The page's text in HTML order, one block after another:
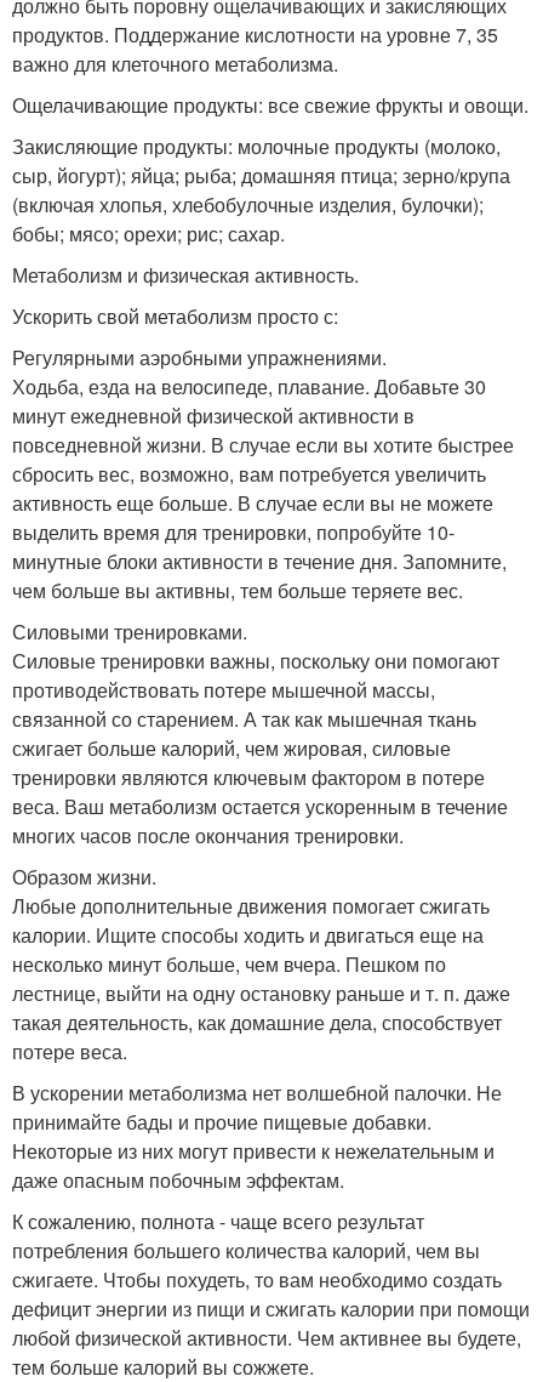
продуктов. Поддержание кислотности на уровне 7, 35
важно для клеточного метаболизма.
Ощелачивающие продукты: все свежие фрукты и овощи.
Закисляющие продукты: молочные продукты (молоко,
сыр, йогурт); яйца; рыба; домашняя птица; зерно/крупа
(включая хлопья, хлебобулочные изделия, булочки);
бобы; мясо; орехи; рис; сахар.
Метаболизм и физическая активность.
Ускорить свой метаболизм просто с:
Регулярными аэробными упражнениями.
Ходьба, езда на велосипеде, плавание. Добавьте 30
минут ежедневной физической активности в
повседневной жизни. В случае если вы хотите быстрее
сбросить вес, возможно, вам потребуется увеличить
активность еще больше. В случае если вы не можете
выделить время для тренировки, попробуйте 10-
минутные блоки активности в течение дня. Запомните,
чем больше вы активны, тем больше теряете вес.
Силовыми тренировками.
Силовые тренировки важны, поскольку они помогают
противодействовать потере мышечной массы,
связанной со старением. А так как мышечная ткань
сжигает больше калорий, чем жировая, силовые
тренировки являются ключевым фактором в потере
веса. Ваш метаболизм остается ускоренным в течение
многих часов после окончания тренировки.
Образом жизни.
Любые дополнительные движения помогает сжигать
калории. Ищите способы ходить и двигаться еще на
несколько минут больше, чем вчера. Пешком по
лестнице, выйти на одну остановку раньше и т. п. даже
такая деятельность, как домашние дела, способствует
потере веса.
В ускорении метаболизма нет волшебной палочки. Не
принимайте бады и прочие пищевые добавки.
Некоторые из них могут привести к нежелательным и
даже опасным побочным эффектам.
К сожалению, полнота - чаще всего результат
потребления большего количества калорий, чем вы
сжигаете. Чтобы похудеть, то вам необходимо создать
дефицит энергии из пищи и сжигать калории при помощи
любой физической активности. Чем активнее вы будете,
тем больше калорий вы сожжете.